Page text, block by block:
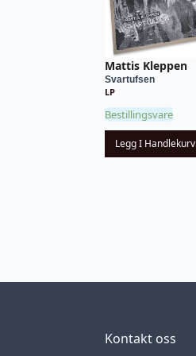
Mattis Kleppen
Svartufsen
LP
Bestillingsvare
Legg I Handlekurv
Kontakt oss